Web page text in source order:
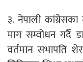
३. नेपाली
माग सम्वोधन गर्दै
वर्तमान सभापति